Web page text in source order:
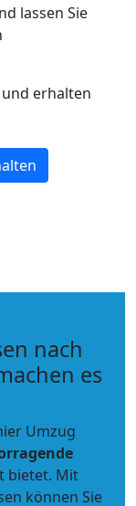
lassen Sie
und erhalten
nach
es
Umzug
bietet. Mit
können Sie